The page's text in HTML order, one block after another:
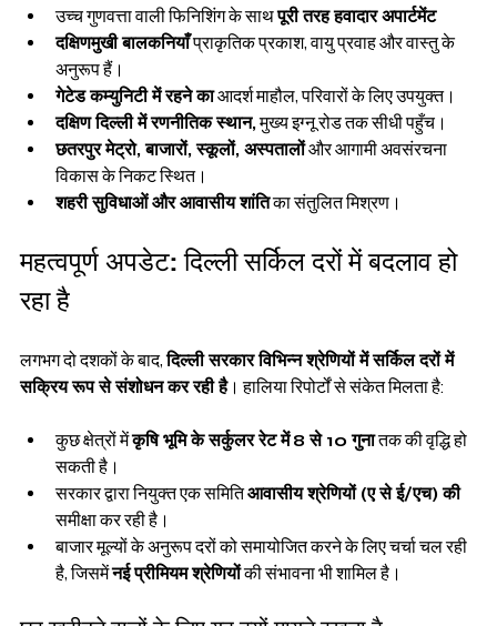
उच्च गुणवत्ता वाली फिनिशिंग के साथ पूरी तरह हवादार अपार्टमेंट
दक्षिणमुखी बालकनियाँ प्राकृतिक प्रकाश, वायु प्रवाह और वास्तु के
अनुरूप हैं।
गेटेड कम्युनिटी में रहने का आदर्श माहौल, परिवारों के लिए उपयुक्त।
दक्षिण दिल्ली में रणनीतिक स्थान, मुख्य इग्नू रोड तक सीधी पहुँच।
छतरपुर मेट्रो, बाजारों, स्कूलों, अस्पतालों और आगामी अवसंरचना
विकास के निकट स्थित।
शहरी सुविधाओं और आवासीय शांति का संतुलित मिश्रण।
महत्वपूर्ण अपडेट: दिल्ली सर्किल दरों में बदलाव हो
रहा है
लगभग दो दशकों के बाद, दिल्ली सरकार विभिन्न श्रेणियों में सर्किल दरों में
सक्रिय रूप से संशोधन कर रही है। हालिया रिपोर्टों से संकेत मिलता है:
कुछ क्षेत्रों में कृषि भूमि के सर्कुलर रेट में 8 से 10 गुना तक की वृद्धि हो
सकती है।
सरकार द्वारा नियुक्त एक समिति आवासीय श्रेणियों (ए से ई/एच) की
समीक्षा कर रही है।
बाजार मूल्यों के अनुरूप दरों को समायोजित करने के लिए चर्चा चल रही
है, जिसमें नई प्रीमियम श्रेणियों की संभावना भी शामिल है।